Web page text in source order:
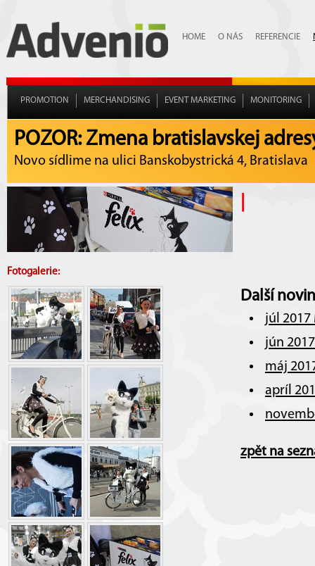
HOME O NÁS REFERENCIE
PROMOTION MERCHANDISING EVENT MARKETING MONITORING
POZOR: Zmena bratislavskej
Novo sídlime na ulici Banskobystrická 4, Bratislava
Fotogalerie:
Další
júl 2017
jún
máj
apríl
zpět na